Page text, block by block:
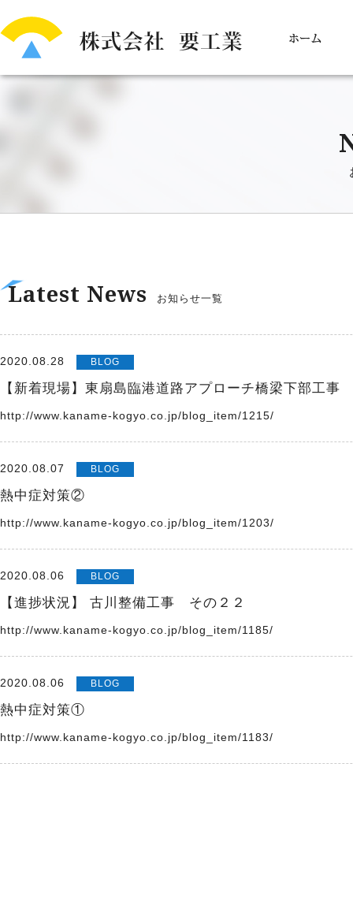
Latest News お知らせ一覧
2020.08.28 BLOG
【新着現場】東扇島臨港道路アプローチ橋梁下部工事
http://www.kaname-kogyo.co.jp/blog_item/1215/
2020.08.07 BLOG
熱中症対策②
http://www.kaname-kogyo.co.jp/blog_item/1203/
2020.08.06 BLOG
【進捗状況】 古川整備工事 その２２
http://www.kaname-kogyo.co.jp/blog_item/1185/
2020.08.06 BLOG
熱中症対策①
http://www.kaname-kogyo.co.jp/blog_item/1183/